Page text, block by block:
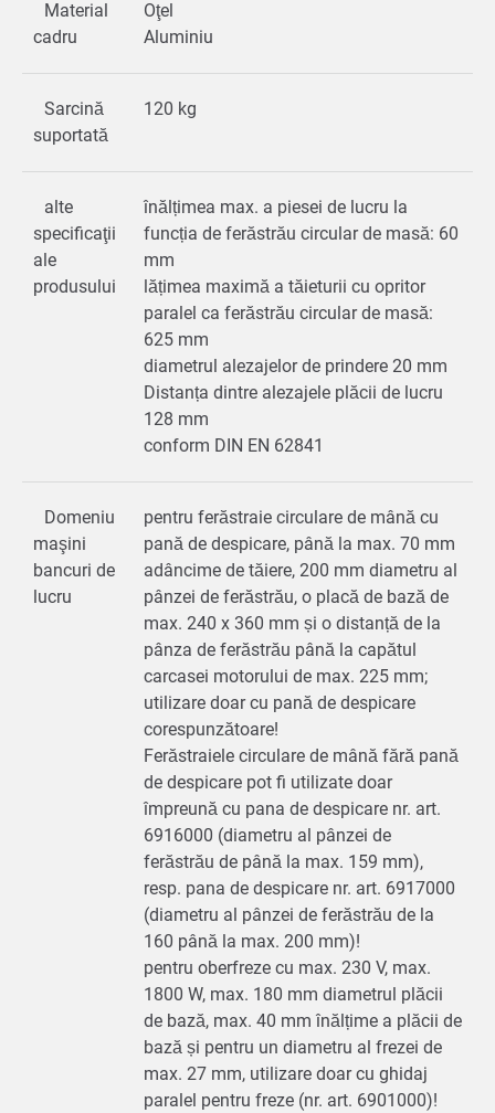
Material
cadru
Oţel
Aluminiu
Sarcină
suportată
120 kg
alte
specificaţii
ale
produsului
înălțimea max. a piesei de lucru la
funcția de ferăstrău circular de masă: 60
mm
lățimea maximă a tăieturii cu opritor
paralel ca ferăstrău circular de masă:
625 mm
diametrul alezajelor de prindere 20 mm
Distanța dintre alezajele plăcii de lucru
128 mm
conform DIN EN 62841
Domeniu
maşini
bancuri de
lucru
pentru ferăstraie circulare de mână cu
pană de despicare, până la max. 70 mm
adâncime de tăiere, 200 mm diametru al
pânzei de ferăstrău, o placă de bază de
max. 240 x 360 mm și o distanță de la
pânza de ferăstrău până la capătul
carcasei motorului de max. 225 mm;
utilizare doar cu pană de despicare
corespunzătoare!
Ferăstraiele circulare de mână fără pană
de despicare pot fi utilizate doar
împreună cu pana de despicare nr. art.
6916000 (diametru al pânzei de
ferăstrău de până la max. 159 mm),
resp. pana de despicare nr. art. 6917000
(diametru al pânzei de ferăstrău de la
160 până la max. 200 mm)!
pentru oberfreze cu max. 230 V, max.
1800 W, max. 180 mm diametrul plăcii
de bază, max. 40 mm înălțime a plăcii de
bază și pentru un diametru al frezei de
max. 27 mm, utilizare doar cu ghidaj
paralel pentru freze (nr. art. 6901000)!